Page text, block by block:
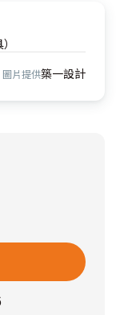
圖片提供築一設計